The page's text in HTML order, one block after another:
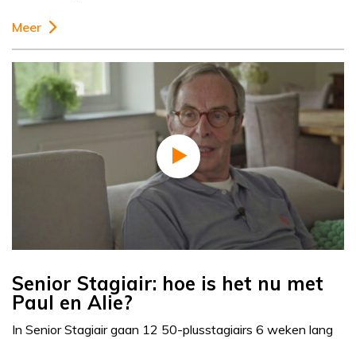
Meer
Senior Stagiair: hoe is het nu met
Paul en Alie?
In Senior Stagiair gaan 12 50-plusstagiairs 6 weken lang